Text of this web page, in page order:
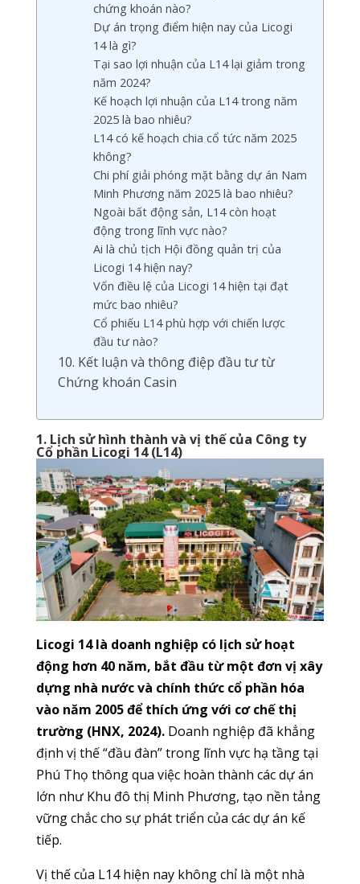
chứng khoán nào?
Dự án trọng điểm hiện nay của Licogi
14 là gì?
Tại sao lợi nhuận của L14 lại giảm trong
năm 2024?
Kế hoạch lợi nhuận của L14 trong năm
2025 là bao nhiêu?
L14 có kế hoạch chia cổ tức năm 2025
không?
Chi phí giải phóng mặt bằng dự án Nam
Minh Phương năm 2025 là bao nhiêu?
Ngoài bất động sản, L14 còn hoạt
động trong lĩnh vực nào?
Ai là chủ tịch Hội đồng quản trị của
Licogi 14 hiện nay?
Vốn điều lệ của Licogi 14 hiện tại đạt
mức bao nhiêu?
Cổ phiếu L14 phù hợp với chiến lược
đầu tư nào?
10. Kết luận và thông điệp đầu tư từ
Chứng khoán Casin
1. Lịch sử hình thành và vị thế của Công ty
Cổ phần Licogi 14 (L14)
Licogi 14 là doanh nghiệp có lịch sử hoạt
động hơn 40 năm, bắt đầu từ một đơn vị xây
dựng nhà nước và chính thức cổ phần hóa
vào năm 2005 để thích ứng với cơ chế thị
trường (HNX, 2024).Doanh nghiệp đã khẳng
định vị thế “đầu đàn” trong lĩnh vực hạ tầng tại
Phú Thọ thông qua việc hoàn thành các dự án
lớn như Khu đô thị Minh Phương, tạo nền tảng
vững chắc cho sự phát triển của các dự án kế
tiếp.
Vị thế của L14 hiện nay không chỉ là một nhà